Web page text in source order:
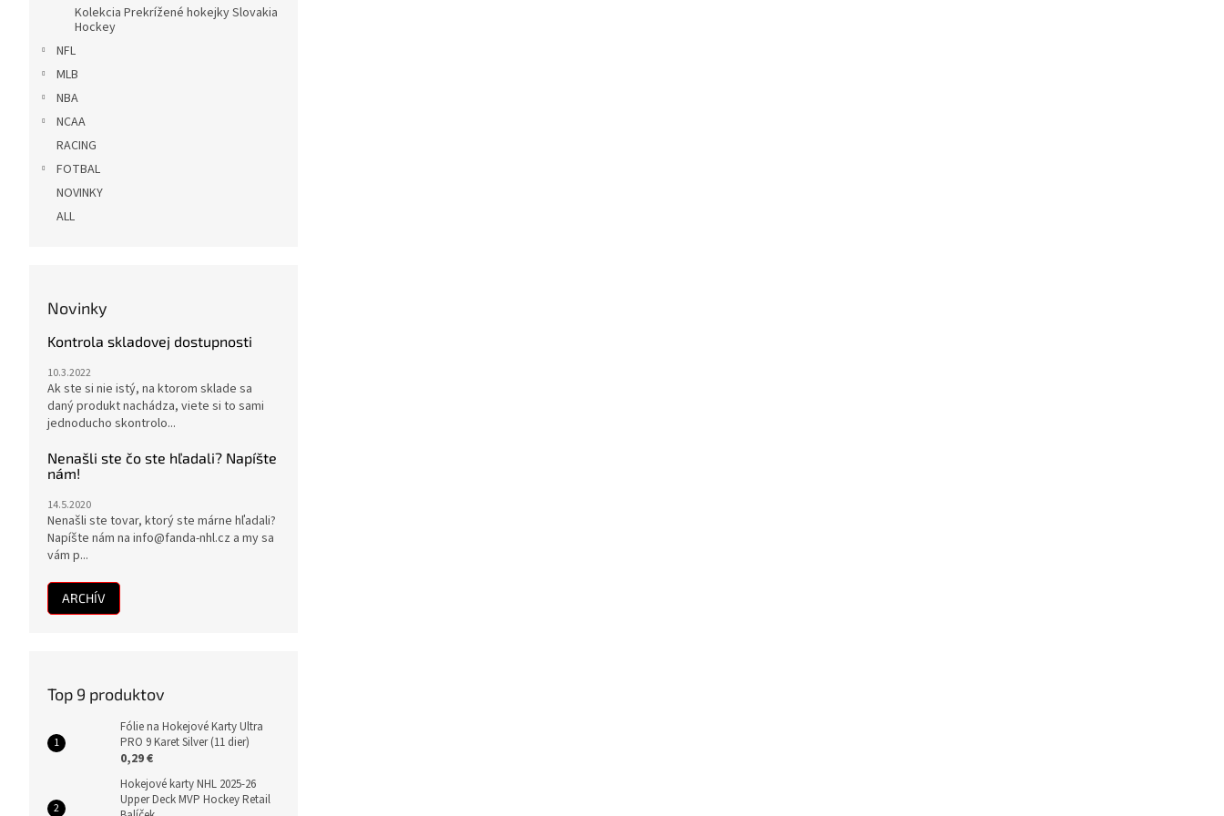
Kolekcia Prekrížené hokejky Slovakia
Hockey
NFL
MLB
NBA
NCAA
RACING
FOTBAL
NOVINKY
ALL
Novinky
Kontrola skladovej dostupnosti
10.3.2022
Ak ste si nie istý, na ktorom sklade sa
daný produkt nachádza, viete si to sami
jednoducho skontrolo...
Nenašli ste čo ste hľadali? Napíšte
nám!
14.5.2020
Nenašli ste tovar, ktorý ste márne hľadali?
Napíšte nám na info@fanda-nhl.cz a my sa
vám p...
ARCHÍV
Top 9 produktov
Fólie na Hokejové Karty Ultra
PRO 9 Karet Silver (11 dier)
0,29 €
Hokejové karty NHL 2025-26
Upper Deck MVP Hockey Retail